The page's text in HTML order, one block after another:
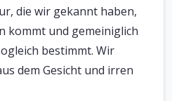
die wir gekannt haben,
kommt und gemeiniglich
bestimmt. Wir
dem Gesicht und irren